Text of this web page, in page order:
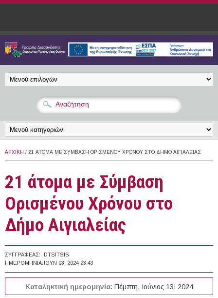
Παράκαμψη προς το κυρίως περιεχόμενο
ΑΡΧΙΚΉ / 21 ΆΤΟΜΑ ΜΕ ΣΎΜΒΑΣΗ ΟΡΙΣΜΈΝΟΥ ΧΡΌΝΟΥ ΣΤΟ ΔΉΜΟ ΑΙΓΙΑΛΕΊΑΣ
21 άτομα με Σύμβαση
Ορισμένου Χρόνου στο
Δήμο Αιγιαλείας
ΣΥΓΓΡΑΦΈΑΣ:
DTSITSIS
ΗΜΕΡΟΜΗΝΊΑ: ΙΟΥΝ 03, 2024 23:43
Καταληκτική ημερομηνία: Πέμπτη, Ιούνιος 13, 2024